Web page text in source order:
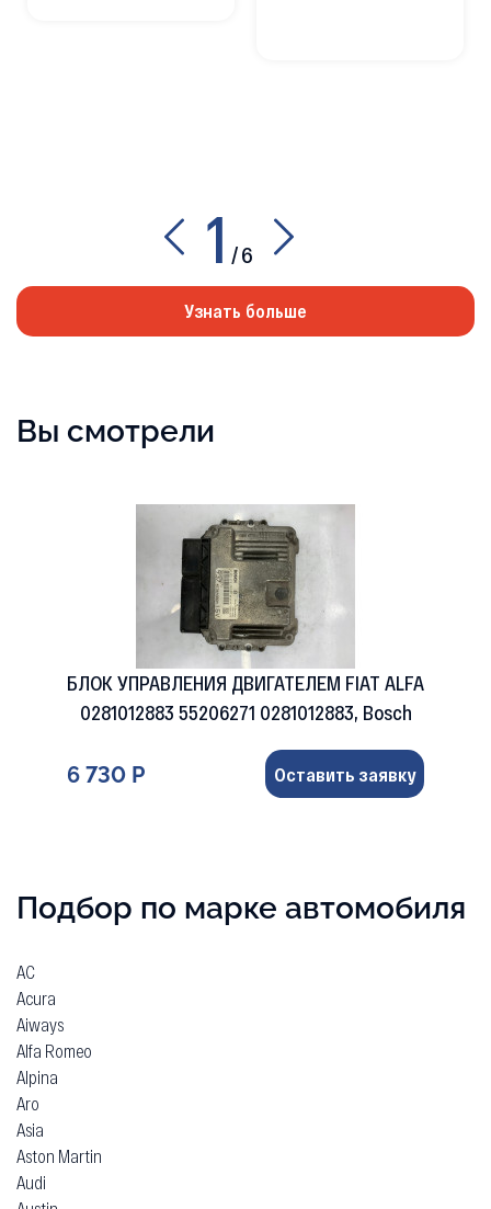
1 /6
Узнать больше
Вы смотрели
БЛОК УПРАВЛЕНИЯ ДВИГАТЕЛЕМ FIAT ALFA
0281012883 55206271 0281012883, Bosch
6 730 Р Оставить заявку
Подбор по марке автомобиля
AC
Acura
Aiways
Alfa Romeo
Alpina
Aro
Asia
Aston Martin
Audi